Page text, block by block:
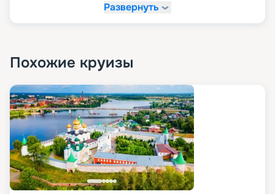
Развернуть
Похожие круизы